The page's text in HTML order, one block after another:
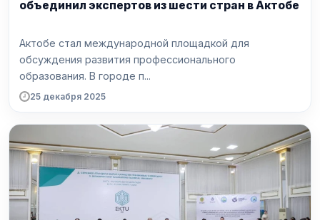
объединил экспертов из шести стран в Актобе
Актобе стал международной площадкой для
обсуждения развития профессионального
образования. В городе п...
25 декабря 2025